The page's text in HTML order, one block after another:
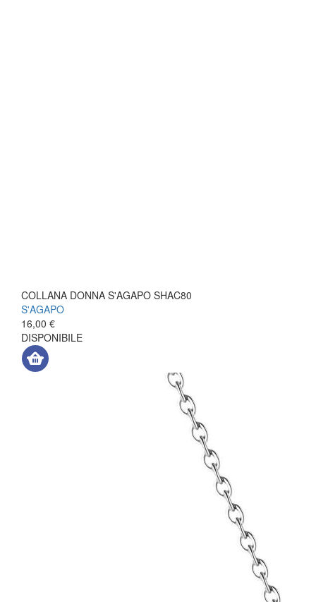
COLLANA DONNA S'AGAPO SHAC80
S'AGAPO
16,00 €
DISPONIBILE